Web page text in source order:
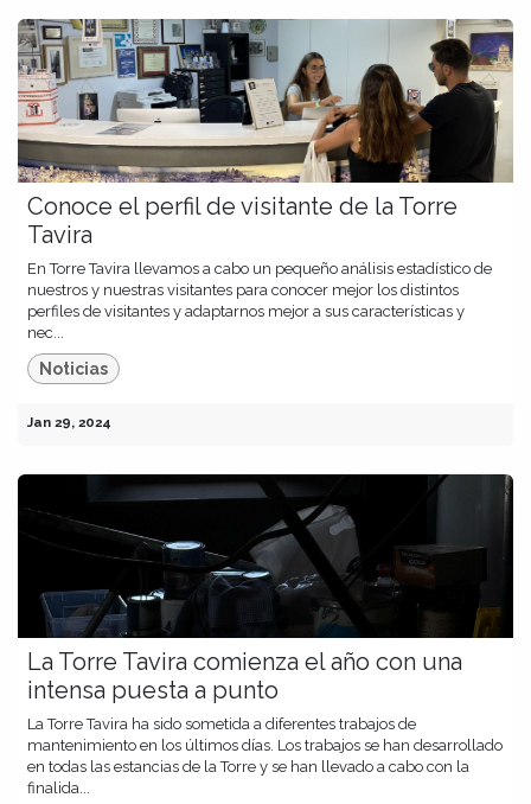
Conoce el perfil de visitante de la Torre
Tavira
En Torre Tavira llevamos a cabo un pequeño análisis estadístico de
nuestros y nuestras visitantes para conocer mejor los distintos
perfiles de visitantes y adaptarnos mejor a sus características y
nec...
Noticias
Jan 29, 2024
La Torre Tavira comienza el año con una
intensa puesta a punto
La Torre Tavira ha sido sometida a diferentes trabajos de
mantenimiento en los últimos días. Los trabajos se han desarrollado
en todas las estancias de la Torre y se han llevado a cabo con la
finalida...